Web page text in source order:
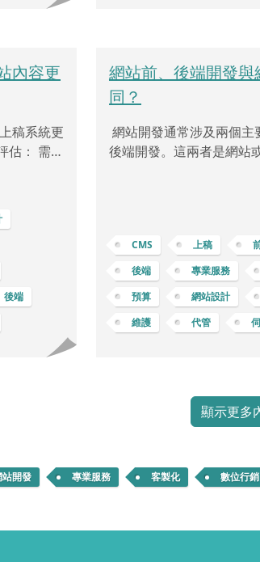
內容更
稿系統更
估： 需求
頻率。
是否具
護網站
率：考
所需的
完成更
，以及
最具成
慮委託專
後端
網站前、後端開發
同？
網站開發通常涉及兩個主
後端開發。這兩者是網站
部分。它包括了網站的設
使用者體驗等方面的工作
性、響應式設計 … 等等。
HTML、CSS 和
並實現互動功能。負責確
CMS 上稿
後端
專業服務
預算
網站設計
維護
代管
顯示更多
站開發 專業服務 客製化 數位行銷